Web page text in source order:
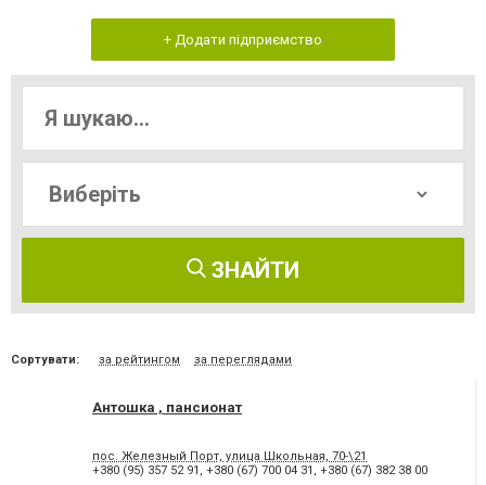
+ Додати підприємство
ЗНАЙТИ
Сортувати: за рейтингом за переглядами
Антошка , пансионат
пос. Железный Порт, улица Школьная, 70-\21
+380 (95) 357 52 91 , +380 (67) 700 04 31 , +380 (67) 382 38 00